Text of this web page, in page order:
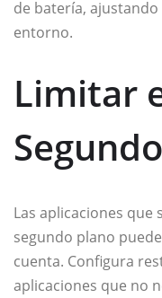
de batería,
entorno.
Limitar
Las aplicaciones
segundo plano
cuenta. Configura
aplicaciones que no